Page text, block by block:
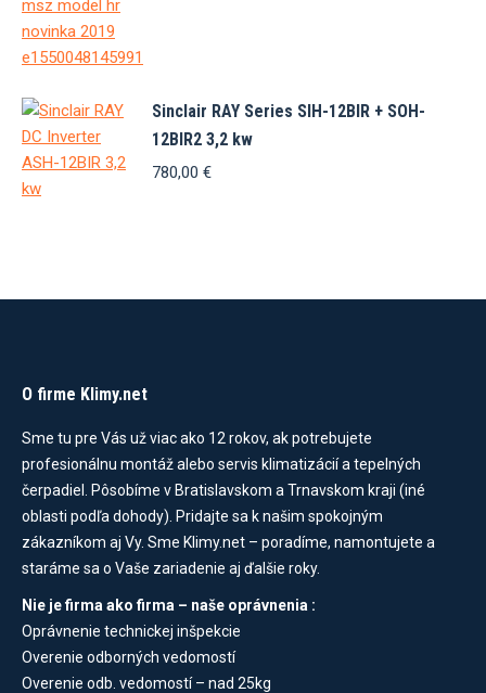
Sinclair RAY Series SIH-12BIR + SOH-
12BIR2 3,2 kw
780,00 €
O firme Klimy.net
Sme tu pre Vás už viac ako 12 rokov, ak potrebujete
profesionálnu montáž alebo servis klimatizácií a tepelných
čerpadiel. Pôsobíme v Bratislavskom a Trnavskom kraji (iné
oblasti podľa dohody). Pridajte sa k našim spokojným
zákazníkom aj Vy. Sme Klimy.net – poradíme, namontujete a
staráme sa o Vaše zariadenie aj ďalšie roky.
Nie je firma ako firma – naše oprávnenia :
Oprávnenie technickej inšpekcie
Overenie odborných vedomostí
Overenie odb. vedomostí – nad 25kg